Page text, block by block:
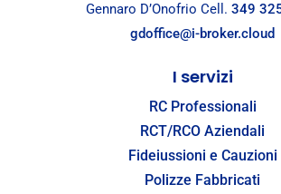
Gennaro D’Onofrio Cell. 349
gdoffice@i-broker.cloud
I servizi
RC Professionali
RCT/RCO Aziendali
Fideiussioni e Cauzioni
Polizze Fabbricati